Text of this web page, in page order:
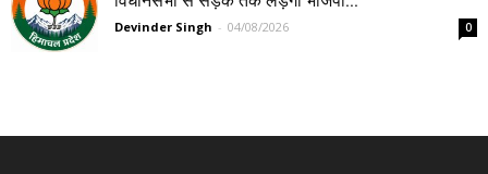
Devinder Singh - 04/08/2026 0